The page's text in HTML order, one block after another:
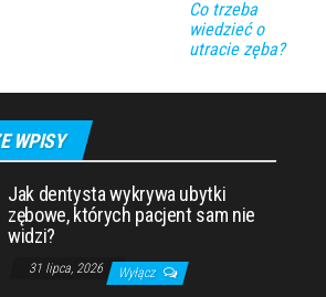
Co trzeba
wiedzieć o
utracie zęba?
WPISY
Jak dentysta wykrywa ubytki
zębowe, których pacjent sam nie
widzi?
31 lipca, 2026 Wyłącz